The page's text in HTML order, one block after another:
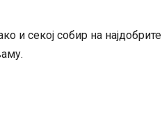
и секој собир на најдобрите